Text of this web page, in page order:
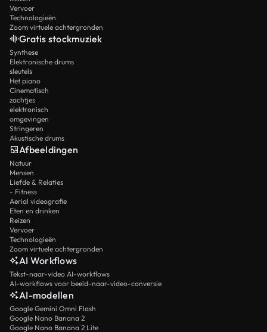
Vervoer
Technologieën
Zoom virtuele achtergronden
Gratis stockmuziek
Synthese
Elektronische drums
sleutels
Het piano
Cinematisch
zachtjes
elektronisch
omgevingen
Stringeren
Akustische drums
Afbeeldingen
Natuur
Mensen
Liefde & Relaties
- Fitness
Aerial videografie
Eten en drinken
Reizen
Vervoer
Technologieën
Zoom virtuele achtergronden
AI Workflows
Tekst-naar-video AI-workflows
AI-workflows voor beeld-naar-video-conversie
AI-modellen
Google Gemini Omni Flash
Google Nano Banana 2
Google Nano Banana 2 Lite